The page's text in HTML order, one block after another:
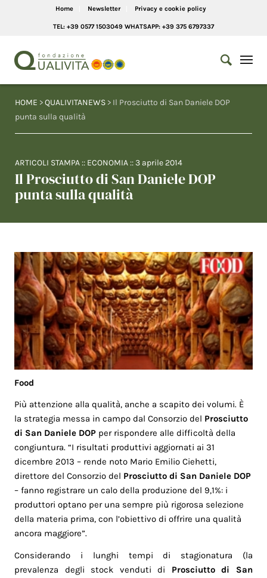
Home Newsletter Privacy e cookie policy
TEL: +39 0577 1503049 WHATSAPP: +39 375 6797337
HOME >QUALIVITANEWS > Il Prosciutto di San Daniele DOP
punta sulla qualità
ARTICOLI STAMPA :: ECONOMIA ::3 aprile 2014
Il Prosciutto di San Daniele DOP
punta sulla qualità
Food
Più attenzione alla qualità, anche a scapito dei volumi. È
la strategia messa in campo dal Consorzio del Prosciutto
di San Daniele DOP per rispondere alle difficoltà della
congiuntura. “I risultati produttivi aggiornati ai 31
dicembre 2013 – rende noto Mario Emilio Ciehetti,
direttore del Consorzio del Prosciutto di San Daniele DOP
– fanno registrare un calo della produzione del 9,1%: i
produttori optano per una sempre più rigorosa selezione
della materia prima, con l’obiettivo di offrire una qualità
ancora maggiore”.
Considerando i lunghi tempi di stagionatura (la
prevalenza degli stock venduti di Prosciutto di San